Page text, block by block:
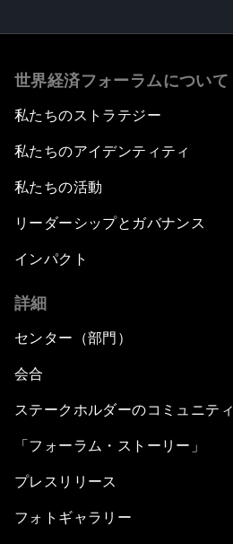
世界経済フォーラムについて
私たちのストラテジー
私たちのアイデンティティ
私たちの活動
リーダーシップとガバナンス
インパクト
詳細
センター（部門）
会合
ステークホルダーのコミュニティ
「フォーラム・ストーリー」
プレスリリース
フォトギャラリー